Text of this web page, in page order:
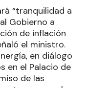
“tranquilidad a
Gobierno a
de inflación
el ministro.
en diálogo
en el Palacio de
de las